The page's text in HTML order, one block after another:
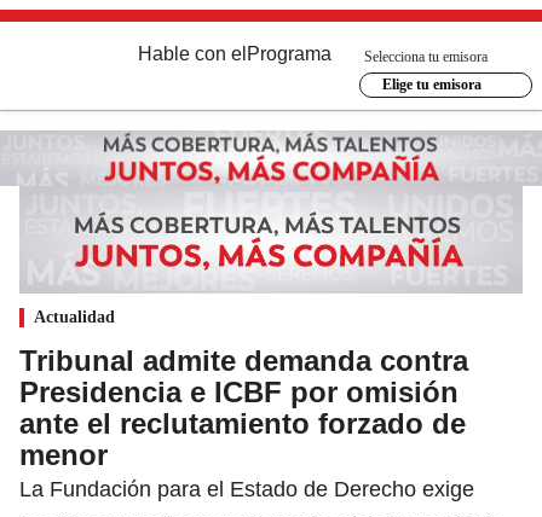
Hable con el Programa
Selecciona tu emisora
Elige tu emisora
Actualidad
Tribunal admite demanda contra
Presidencia e ICBF por omisión
ante el reclutamiento forzado de
menor
La Fundación para el Estado de Derecho exige